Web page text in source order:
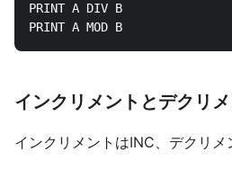
PRINT A DIV B
インクリメントとデクリメ
インクリメントはINC、デクリメ